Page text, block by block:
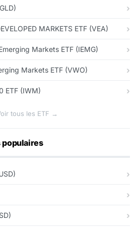
MARKETS ETF (VEA)
Markets ETF (IEMG)
Markets ETF (VWO)
ETF (IWM)
tous les ETF →